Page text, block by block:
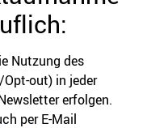
Nutzung des
Opt-out) in jeder
erfolgen.
per E-Mail